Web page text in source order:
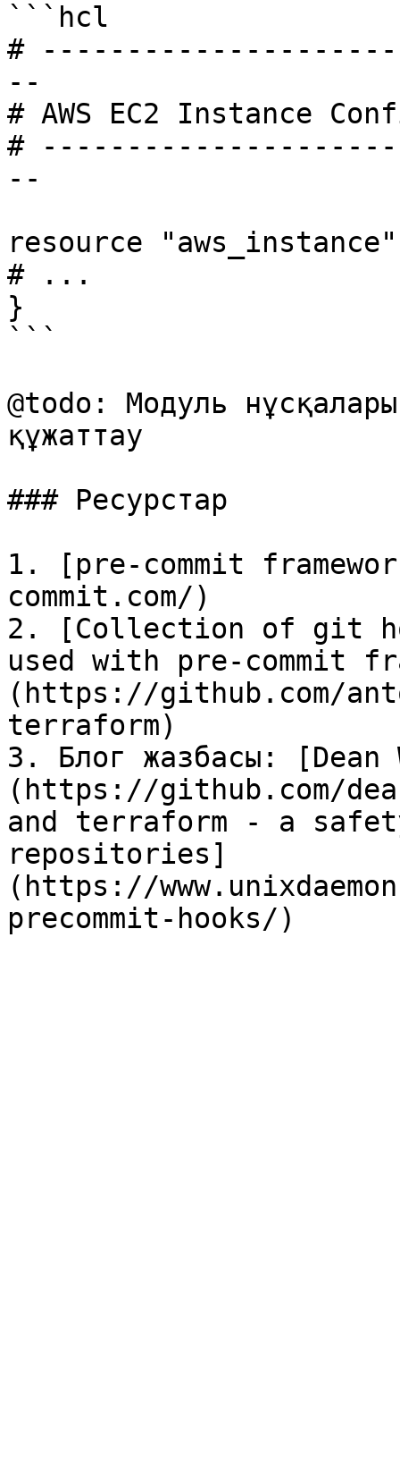
```hcl
#
--
# AWS EC2 Instance
#
--
resource
# ...
}
```
@todo: Модуль
құжаттау
### Ресурстар
1. [pre-commit
commit.com/)
2. [Collection of git
used with pre-commit
(https://github.com/
terraform)
3. Блог жазбасы: [Dean
(https://github.com/
and terraform - a
repositories]
(https://